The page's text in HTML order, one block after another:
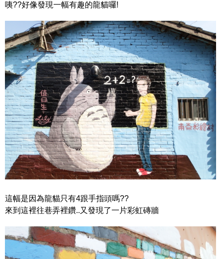
咦??好像發現一幅有趣的龍貓囉!
這幅是因為龍貓只有4跟手指頭嗎??
來到這裡往巷弄裡鑽..又發現了一片彩虹磚牆